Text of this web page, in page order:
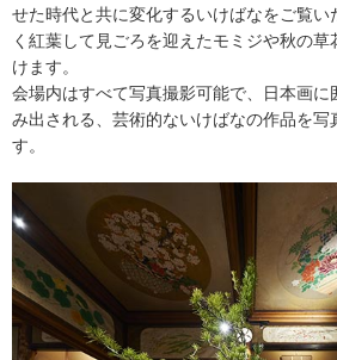
せた時代と共に変化するいけばなをご覧
く紅葉して見ごろを迎えたモミジや秋の
けます。
会場内はすべて写真撮影可能で、日本画に
み出される、芸術的ないけばなの作品を写
す。